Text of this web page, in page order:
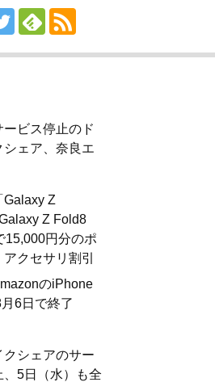
ビス停止のド
シェア、奈良エ
Galaxy Z
Z Fold8
15,000円分のポ
クセサリ割引
のiPhone
6日で終了
クシェアのサー
、5日（水）も全